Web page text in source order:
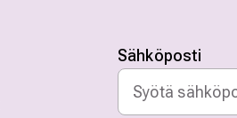
Sähköposti